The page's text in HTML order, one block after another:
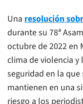
Una resolución
durante su 78ª
octubre de 2022 en
clima de violencia y
seguridad en la
mantienen en una
riesgo a los